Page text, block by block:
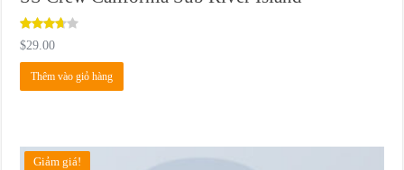
Được
3.675
sao
$29.00
Thêm vào giỏ hàng
Giảm giá!